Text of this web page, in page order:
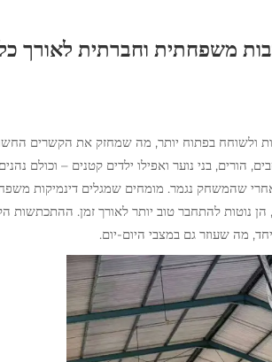
משפחתית וחברתית לאורך
ולשוחח בפתוח יותר, מה שמחזק את הקשרים
בני נוער ואפילו ילדים קטנים – וכולם
שהמשחק נגמר. מומחים שמגלים דינמיקות
נוטות להתחבר טוב יותר לאורך זמן. ההתכתשות
מה שעוזר גם במצבי היום-יום.